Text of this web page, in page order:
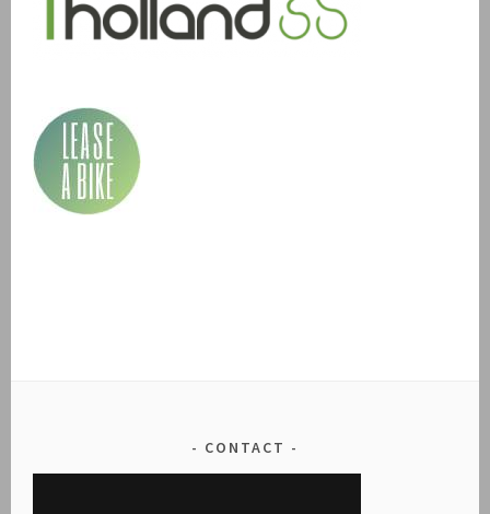
CONTACT